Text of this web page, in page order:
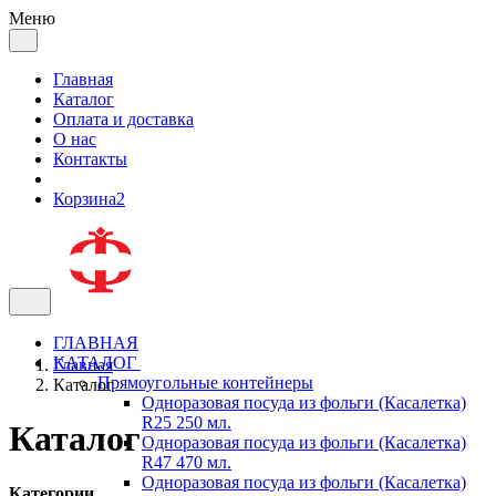
Меню
Главная
Каталог
Оплата и доставка
О нас
Контакты
Корзина2
ГЛАВНАЯ
КАТАЛОГ
Прямоугольные контейнеры
Одноразовая посуда из фольги (Касалетка)
R25 250 мл.
Одноразовая посуда из фольги (Касалетка)
R47 470 мл.
Одноразовая посуда из фольги (Касалетка)
Главная
Каталог
Каталог